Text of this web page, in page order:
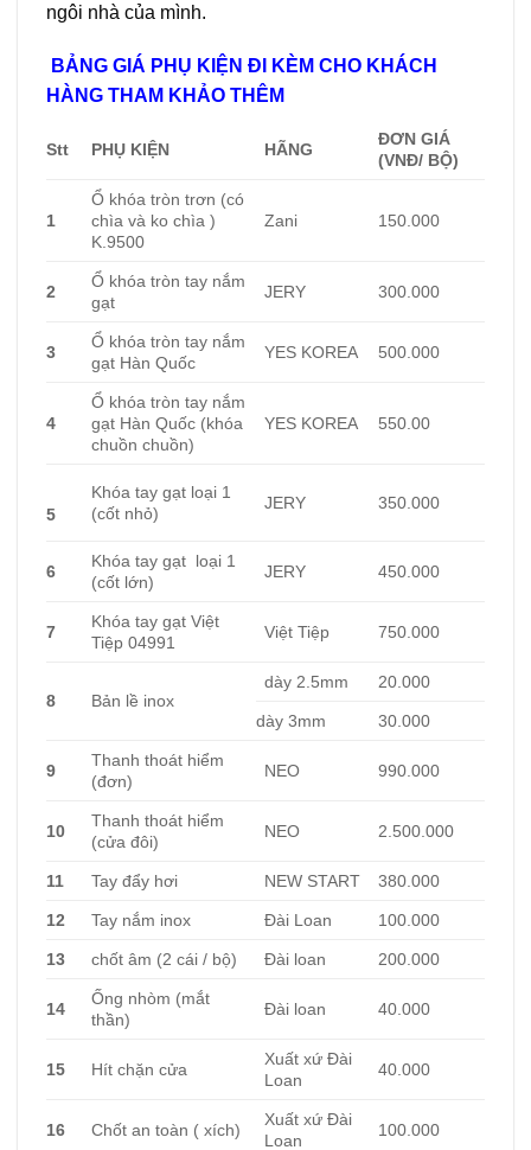
ngôi nhà của mình.
BẢNG GIÁ PHỤ KIỆN ĐI KÈM CHO KHÁCH
HÀNG THAM KHẢO THÊM
Stt PHỤ KIỆN HÃNG
ĐƠN GIÁ
(VNĐ/ BỘ)
1
Ổ khóa tròn trơn (có
chìa và ko chìa )
K.9500
Zani 150.000
2
Ổ khóa tròn tay nắm
gạt
JERY 300.000
3
Ổ khóa tròn tay nắm
gạt Hàn Quốc
YES KOREA 500.000
4
Ổ khóa tròn tay nắm
gạt Hàn Quốc (khóa
chuồn chuồn)
YES KOREA 550.00
5
Khóa tay gạt loại 1
(cốt nhỏ)
JERY 350.000
6
Khóa tay gạt loại 1
(cốt lớn)
JERY 450.000
7
Khóa tay gạt Việt
Tiệp 04991
Việt Tiệp 750.000
8 Bản lề inox
dày 2.5mm 20.000
dày 3mm 30.000
9
Thanh thoát hiểm
(đơn)
NEO 990.000
10
Thanh thoát hiểm
(cửa đôi)
NEO 2.500.000
11 Tay đẩy hơi NEW START 380.000
12 Tay nắm inox Đài Loan 100.000
13 chốt âm (2 cái / bộ) Đài loan 200.000
14
Ống nhòm (mắt
thần)
Đài loan 40.000
15 Hít chặn cửa
Xuất xứ Đài
Loan
40.000
16 Chốt an toàn ( xích)
Xuất xứ Đài
Loan
100.000